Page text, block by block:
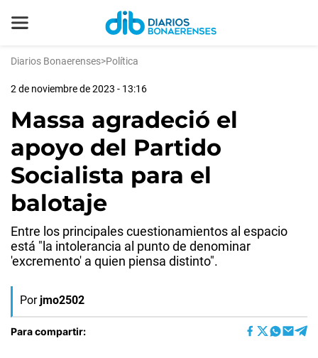
Diarios Bonaerenses>Política
2 de noviembre de 2023 - 13:16
Massa agradeció el
apoyo del Partido
Socialista para el
balotaje
Entre los principales cuestionamientos al espacio
está "la intolerancia al punto de denominar
'excremento' a quien piensa distinto".
Por jmo2502
Para compartir: